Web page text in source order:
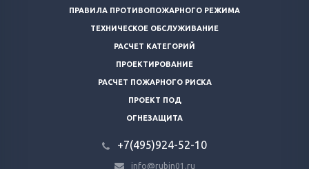
ПРАВИЛА ПРОТИВОПОЖАРНОГО РЕЖИМА
ТЕХНИЧЕСКОЕ ОБСЛУЖИВАНИЕ
РАСЧЕТ КАТЕГОРИЙ
ПРОЕКТИРОВАНИЕ
РАСЧЕТ ПОЖАРНОГО РИСКА
ПРОЕКТ ПОД
ОГНЕЗАЩИТА
+7(495)924-52-10
info@rubin01.ru